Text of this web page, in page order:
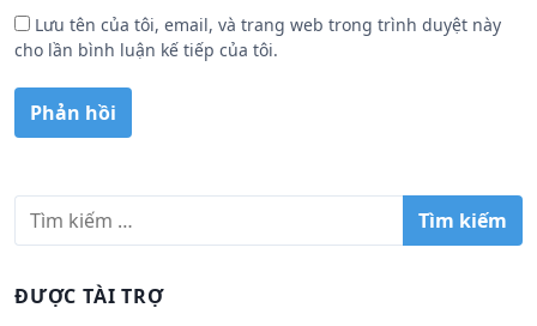
Lưu tên của tôi, email, và trang web trong trình duyệt này
cho lần bình luận kế tiếp của tôi.
iĐƯỢC TÀI TRỢ